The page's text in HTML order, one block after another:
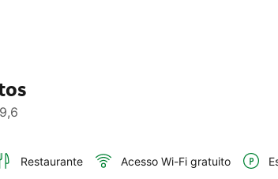
Restaurante Acesso Wi-Fi gratuito